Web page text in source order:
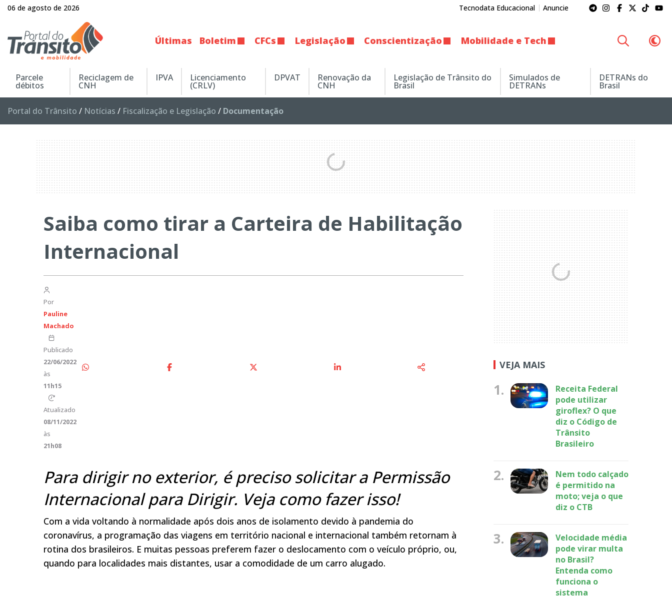
06 de agosto de 2026 Tecnodata Educacional Anuncie
Últimas Boletim CFCs Legislação Conscientização Mobilidade e Tech
Parcele
débitos
Reciclagem de
CNH
IPVA Licenciamento
(CRLV)
DPVAT Renovação da
CNH
Legislação de Trânsito do
Brasil
Simulados de
DETRANs
DETRANs do
Brasil
Portal do Trânsito / Notícias / Fiscalização e Legislação / Documentação
Saiba como tirar a Carteira de Habilitação
Internacional
Por
Pauline
Machado
Publicado
22/06/2022
às
11h15
Atualizado
08/11/2022
às
21h08
Para dirigir no exterior, é preciso solicitar a Permissão
Internacional para Dirigir. Veja como fazer isso!
Com a vida voltando à normalidade após dois anos de isolamento devido à pandemia do
coronavírus, a programação das viagens em território nacional e internacional também retornam à
rotina dos brasileiros. E muitas pessoas preferem fazer o deslocamento com o veículo próprio, ou,
quando para localidades mais distantes, usar a comodidade de um carro alugado.
VEJA MAIS
1.
Receita Federal
pode utilizar
giroflex? O que
diz o Código de
Trânsito
Brasileiro
2.
Nem todo calçado
é permitido na
moto; veja o que
diz o CTB
3.
Velocidade média
pode virar multa
no Brasil?
Entenda como
funciona o
sistema